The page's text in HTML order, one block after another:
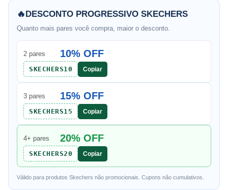
🔥DESCONTO PROGRESSIVO SKECHERS
Quanto mais pares você compra, maior o desconto.
2 pares 10% OFF
SKECHERS10 Copiar
3 pares 15% OFF
SKECHERS15 Copiar
4+ pares 20% OFF
SKECHERS20 Copiar
Válido para produtos Skechers não promocionais. Cupons não cumulativos.